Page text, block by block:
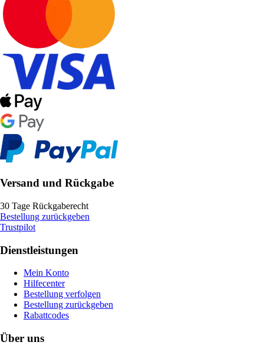
Versand und Rückgabe
30 Tage Rückgaberecht
Bestellung zurückgeben
Trustpilot
Dienstleistungen
Mein Konto
Hilfecenter
Bestellung verfolgen
Bestellung zurückgeben
Rabattcodes
Über uns